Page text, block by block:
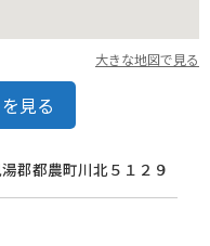
大きな地図で見る
見る
郡都農町川北５１２９